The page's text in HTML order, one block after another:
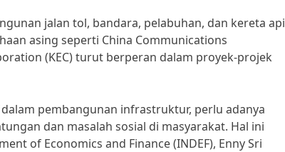
jalan tol, bandara, pelabuhan, dan kereta api
asing seperti China Communications
(KEC) turut berperan dalam proyek-projek
pembangunan infrastruktur, perlu adanya
dan masalah sosial di masyarakat. Hal ini
of Economics and Finance (INDEF), Enny Sri